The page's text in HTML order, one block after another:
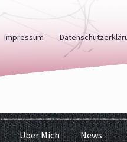
Impressum
Über Mich News